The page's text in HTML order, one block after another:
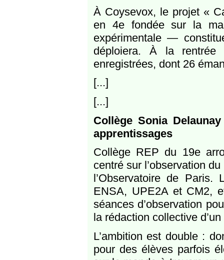
À Coysevox, le projet «
en 4e fondée sur la
expérimentale —
déploiera. À la rentrée
enregistrées, dont 26
[...]
[...]
Collège Sonia
apprentissages
Collège REP du 19e
centré sur l’observation
l’Observatoire de
ENSA, UPE2A et CM2,
séances d’observation
la rédaction collective
L’ambition est double :
pour des élèves parfois